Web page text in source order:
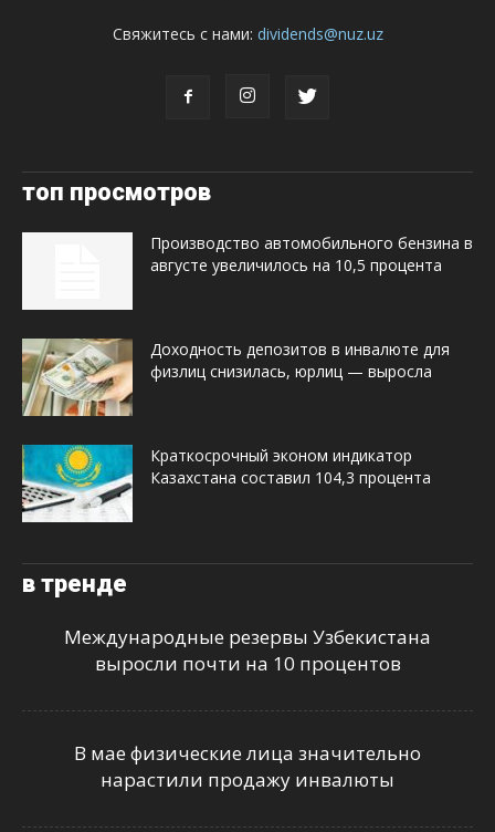
Свяжитесь с нами: dividends@nuz.uz
топ просмотров
Производство автомобильного бензина в
августе увеличилось на 10,5 процента
Доходность депозитов в инвалюте для
физлиц снизилась, юрлиц — выросла
Краткосрочный эконом индикатор
Казахстана составил 104,3 процента
в тренде
Международные резервы Узбекистана
выросли почти на 10 процентов
В мае физические лица значительно
нарастили продажу инвалюты